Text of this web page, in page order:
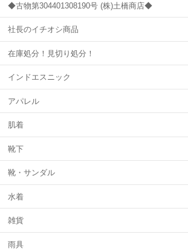
◆古物第304401308190号 (株)土橋商店◆
社長のイチオシ商品
在庫処分！見切り処分！
インドエスニック
アパレル
肌着
靴下
靴・サンダル
水着
雑貨
雨具